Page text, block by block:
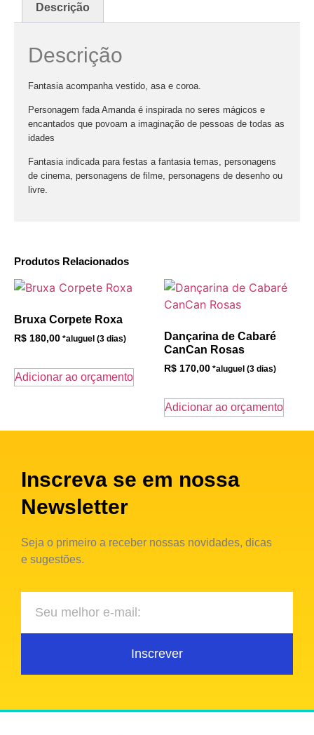
Produtos Relacionados
Bruxa Corpete Roxa
R$ 180,00
Adicionar ao orçamento
Dançarina de Cabaré
CanCan Rosas
R$ 170,00
Adicionar ao orçamento
Descrição
Descrição
Fantasia acompanha vestido, asa e coroa.
Personagem fada Amanda é inspirada no seres mágicos e
encantados que povoam a imaginação de pessoas de todas as
idades
Fantasia indicada para festas a fantasia temas, personagens
de cinema, personagens de filme, personagens de desenho ou
livre.
Inscreva se em nossa
Newsletter
Seja o primeiro a receber nossas novidades, dicas
e sugestões.
Inscrever